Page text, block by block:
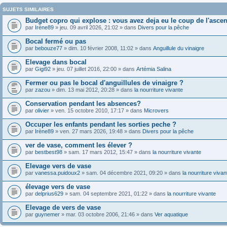
SUJETS SIMILAIRES
Budget copro qui explose : vous avez deja eu le coup de
par Irène89 » jeu. 09 avril 2026, 21:02 » dans Divers pour la pêche
Bocal fermé ou pas
par bebouze77 » dim. 10 février 2008, 11:02 » dans Anguillule du vinaigre
Elevage dans bocal
par Gigi92 » jeu. 07 juillet 2016, 22:00 » dans Artémia Salina
Fermer ou pas le bocal d'anguillules de vinaigre ?
par zazou » dim. 13 mai 2012, 20:28 » dans la nourriture vivante
Conservation pendant les absences?
par olivier » ven. 15 octobre 2010, 17:17 » dans Microvers
Occuper les enfants pendant les sorties peche ?
par Irène89 » ven. 27 mars 2026, 19:48 » dans Divers pour la pêche
ver de vase, comment les élever ?
par bestbest98 » sam. 17 mars 2012, 15:47 » dans la nourriture vivante
Elevage vers de vase
par vanessa.puidoux2 » sam. 04 décembre 2021, 09:20 » dans la nourriture
élevage vers de vase
par delprius629 » sam. 04 septembre 2021, 01:22 » dans la nourriture vivante
Elevage de vers de vase
par guynemer » mar. 03 octobre 2006, 21:46 » dans Ver aquatique